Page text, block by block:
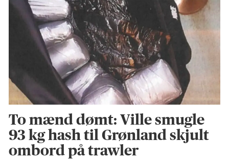
To mænd dømt: Ville smugle
93 kg hash til Grønland skjult
ombord på trawler